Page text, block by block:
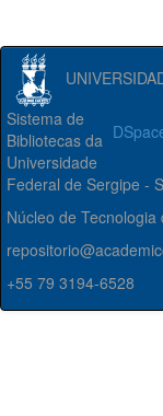
Sistema de
Bibliotecas da
Universidade
Federal de Sergipe -
Núcleo de
+55 79 3194-6528